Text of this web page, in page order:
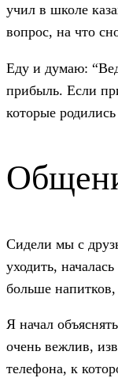
учил в школе
вопрос, на что
Еду и думаю:
прибыль. Если
которые
Сидели мы с
уходить,
больше
Я начал
очень вежлив,
телефона, к